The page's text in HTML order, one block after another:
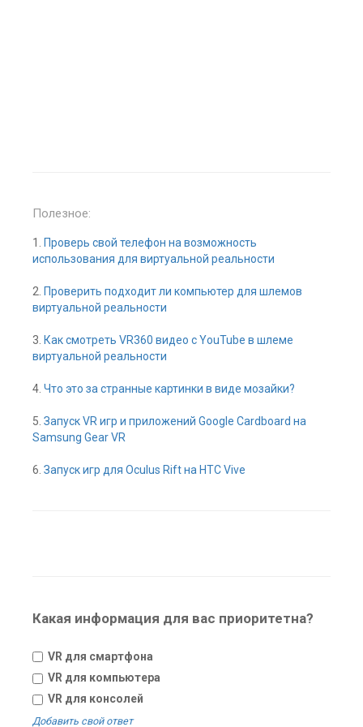
Полезное:
1. Проверь свой телефон на возможность
использования для виртуальной реальности
2. Проверить подходит ли компьютер для шлемов
виртуальной реальности
3. Как смотреть VR360 видео с YouTube в шлеме
виртуальной реальности
4. Что это за странные картинки в виде мозайки?
5. Запуск VR игр и приложений Google Cardboard на
Samsung Gear VR
6. Запуск игр для Oculus Rift на HTC Vive
Какая информация для вас приоритетна?
VR для смартфона
VR для компьютера
VR для консолей
Добавить свой ответ